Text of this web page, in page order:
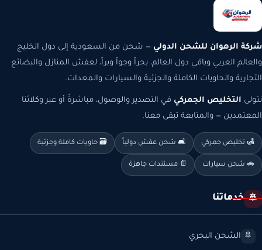
شركة الرهوان للشحن الدولي — شحن من السعودية إلى دول الخليج
والعالم العربي وباقي دول العالم، بحراً وجواً وبراً، لعفش المنازل والبضائع
التجارية والحاويات الكاملة والجزئية والسيارات والمعدات.
نتولى التخليص الجمركي في التصدير والوصول، مباشرةً أو عبر وكلائنا
المعتمدين — والمتابعة تبقى معنا.
🛃 تخليص جمركي 🛋️ شحن عفش دولياً 🗃️ حاويات كاملة وجزئية
🚗 شحن سيارات 📄 مستندات جاهزة
🚢 خدماتنا
🚢 الشحن البحري